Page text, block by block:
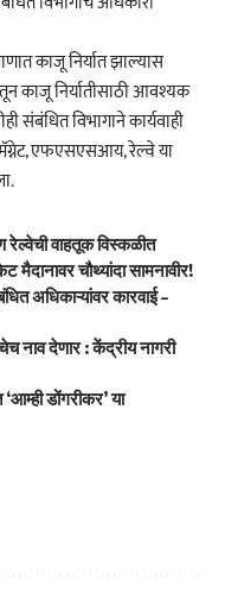
काजू निर्यात झाल्यास
काजू निर्यातीसाठी आवश्यक
संबंधित विभागाने कार्यवाही
एफएसएसआय, रेल्वे या
वाहतूक विस्कळीत
मैदानावर चौथ्यांदा सामनावीर!
अधिकाऱ्यांवर कारवाई –
नाव देणार : केंद्रीय नागरी
डोंगरीकर’ या